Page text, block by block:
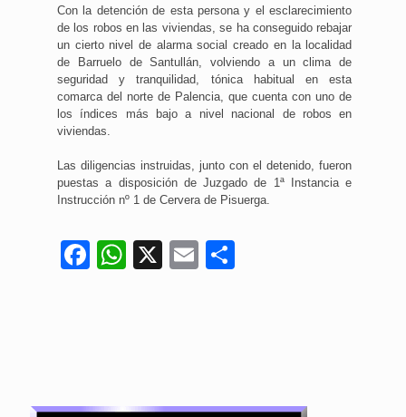
Con la detención de esta persona y el esclarecimiento
de los robos en las viviendas, se ha conseguido rebajar
un cierto nivel de alarma social creado en la localidad
de Barruelo de Santullán, volviendo a un clima de
seguridad y tranquilidad, tónica habitual en esta
comarca del norte de Palencia, que cuenta con uno de
los índices más bajo a nivel nacional de robos en
viviendas.
Las diligencias instruidas, junto con el detenido, fueron
puestas a disposición de Juzgado de 1ª Instancia e
Instrucción nº 1 de Cervera de Pisuerga.
Facebook
WhatsApp
X Email